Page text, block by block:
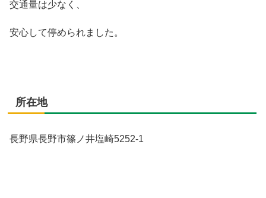
交通量は少なく、
安心して停められました。
所在地
長野県長野市篠ノ井塩崎5252-1